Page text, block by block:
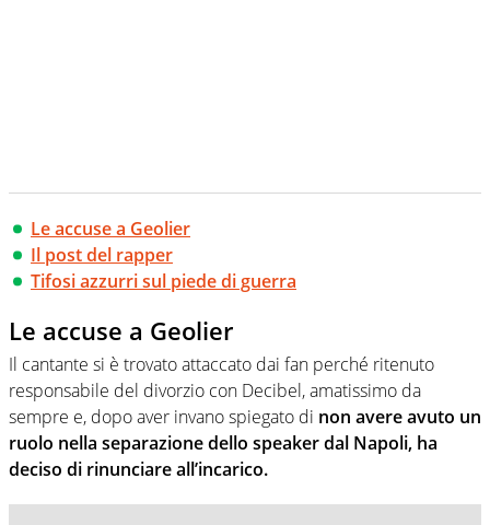
Le accuse a Geolier
Il post del rapper
Tifosi azzurri sul piede di guerra
Le accuse a Geolier
Il cantante si è trovato attaccato dai fan perché ritenuto
responsabile del divorzio con Decibel, amatissimo da
sempre e, dopo aver invano spiegato di non avere avuto un
ruolo nella separazione dello speaker dal Napoli, ha
deciso di rinunciare all’incarico.